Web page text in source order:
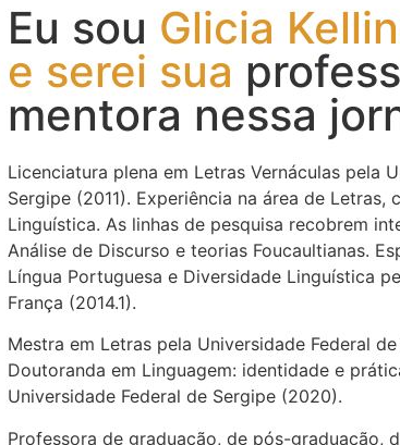
Eu sou Glicia
e serei sua
mentora nessa
Licenciatura plena em Letras Vernáculas pela
Sergipe (2011). Experiência na área de Letras,
Linguística. As linhas de pesquisa recobrem
Análise de Discurso e teorias Foucaultianas.
Língua Portuguesa e Diversidade Linguística
França (2014.1).
Mestra em Letras pela Universidade Federal
Doutoranda em Linguagem: identidade e
Universidade Federal de Sergipe (2020).
Professora de graduação, de pós-graduação,